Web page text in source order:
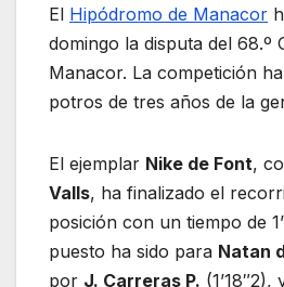
El Hipódromo de Manacor
domingo la disputa del 68.º
Manacor. La competición
potros de tres años de la
El ejemplar Nike de Font,
Valls, ha finalizado el
posición con un tiempo de
puesto ha sido para Natan
por J. Carreras P.